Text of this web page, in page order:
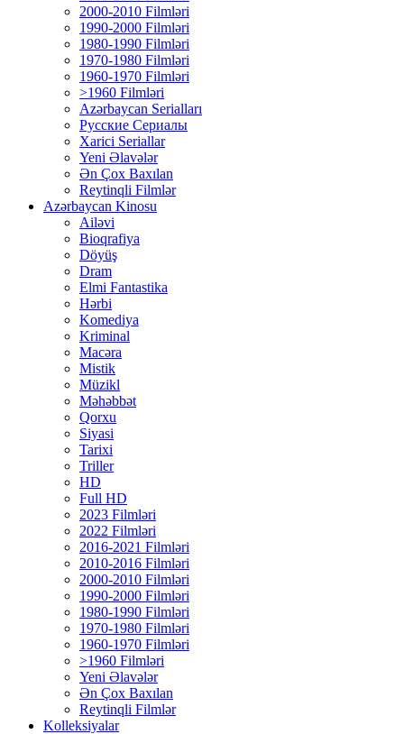
2000-2010 Filmləri
1990-2000 Filmləri
1980-1990 Filmləri
1970-1980 Filmləri
1960-1970 Filmləri
>1960 Filmləri
Azərbaycan Serialları
Русские Сериалы
Xarici Seriallar
Yeni Əlavələr
Ən Çox Baxılan
Reytinqli Filmlər
Azərbaycan Kinosu
Ailəvi
Bioqrafiya
Döyüş
Dram
Elmi Fantastika
Hərbi
Komediya
Kriminal
Macəra
Mistik
Müzikl
Məhəbbət
Qorxu
Siyasi
Tarixi
Triller
HD
Full HD
2023 Filmləri
2022 Filmləri
2016-2021 Filmləri
2010-2016 Filmləri
2000-2010 Filmləri
1990-2000 Filmləri
1980-1990 Filmləri
1970-1980 Filmləri
1960-1970 Filmləri
>1960 Filmləri
Yeni Əlavələr
Ən Çox Baxılan
Reytinqli Filmlər
Kolleksiyalar